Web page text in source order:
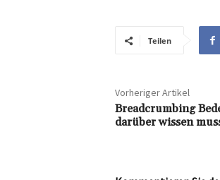
Teilen
Vorheriger Artikel
Breadcrumbing
darüber wissen